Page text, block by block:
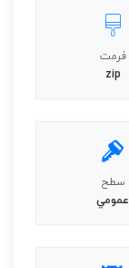
فرمت
zip
سطح
عمومي